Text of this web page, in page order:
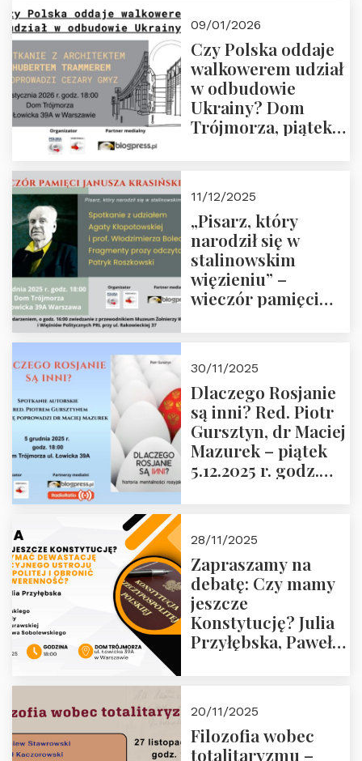
godz. 18:00.
Zapraszamy!
09/01/2026
Czy Polska oddaje
walkowerem udział
w odbudowie
Ukrainy? Dom
Trójmorza, piątek
11/12/2025
„Pisarz, który
narodził się w
stalinowskim
więzieniu” –
wieczór pamięci
zwiedzanie
Muzeum Żołnierzy
Wyklętych i
Więźniów
Politycznych PRL o
godz. 16:00 – 19
30/11/2025
Dlaczego Rosjanie
są inni? Red. Piotr
Gursztyn, dr Maciej
Mazurek – piątek
5.12.2025 r. godz.
28/11/2025
Zapraszamy na
debatę: Czy mamy
jeszcze
Konstytucję? Julia
Przyłębska, Paweł
Przemysław
Sobolewski – 4
20/11/2025
Filozofia wobec
totalitaryzmu –